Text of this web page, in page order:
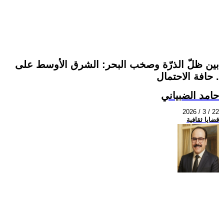
بين ظلّ الذرّة وصخب البحر: الشرق الأوسط على
حافة الاحتمال .
حامد الضبياني
2026 / 3 / 22
قضايا ثقافية